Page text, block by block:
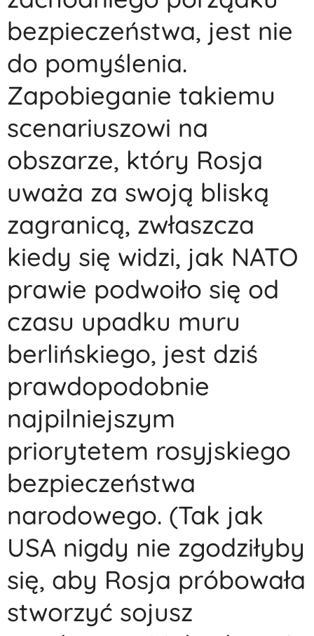
bezpieczeństwa, jest nie
do pomyślenia.
Zapobieganie takiemu
scenariuszowi na
obszarze, który Rosja
uważa za swoją bliską
zagranicą, zwłaszcza
kiedy się widzi, jak NATO
prawie podwoiło się od
czasu upadku muru
berlińskiego, jest dziś
prawdopodobnie
najpilniejszym
priorytetem rosyjskiego
bezpieczeństwa
narodowego. (Tak jak
USA nigdy nie zgodziłyby
się, aby Rosja próbowała
stworzyć sojusz